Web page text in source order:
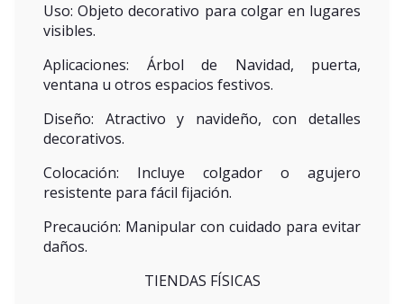
Uso: Objeto decorativo para colgar en lugares
visibles.
Aplicaciones: Árbol de Navidad, puerta,
ventana u otros espacios festivos.
Diseño: Atractivo y navideño, con detalles
decorativos.
Colocación: Incluye colgador o agujero
resistente para fácil fijación.
Precaución: Manipular con cuidado para evitar
daños.
TIENDAS FÍSICAS